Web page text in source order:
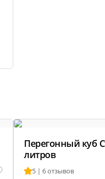
Перегонный куб
литров
5 | 6 отзывов